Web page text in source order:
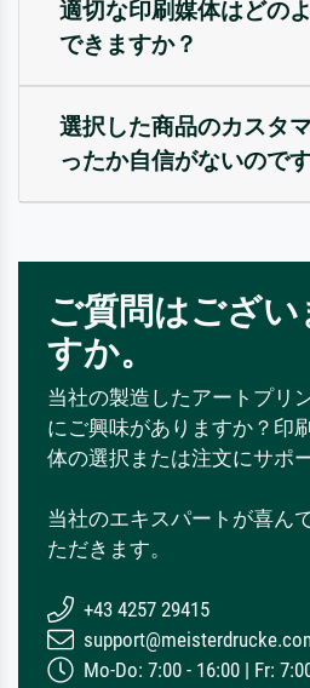
適切な印刷媒体はどの
できますか？
選択した商品のカスタ
ったか自信がないのです
ご質問はござい
すか。
当社の製造したアートプリ
にご興味がありますか？印
体の選択または注文にサポ
当社のエキスパートが喜ん
ただきます。
+43 4257 29415
Mo-Do: 7:00 - 16:00 | Fr: